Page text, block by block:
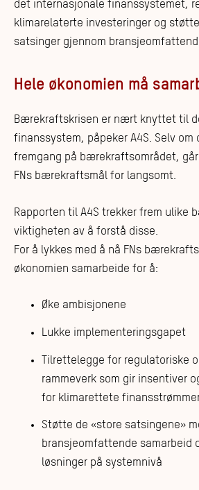
det internasjonale finanssystemet,
klimarelaterte investeringer og
satsinger gjennom
Hele økonomien må
Bærekraftskrisen er nært knyttet til
finanssystem, påpeker A4S. Selv
fremgang på bærekraftsområdet,
FNs bærekraftsmål for langsomt.
Rapporten til A4S trekker frem ulike
viktigheten av å forstå disse.
For å lykkes med å nå FNs
økonomien samarbeide for å:
Øke ambisjonene
Lukke implementeringsgapet
Tilrettelegge for regulatoriske
rammeverk som gir insentiver
for klimarettete
Støtte de «store satsingene»
bransjeomfattende samarbeid
løsninger på systemnivå